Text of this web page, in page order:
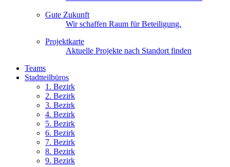
Gute Zukunft
Wir schaffen Raum für Beteiligung.
Projektkarte
Aktuelle Projekte nach Standort finden
Teams
Stadtteilbüros
1. Bezirk
2. Bezirk
3. Bezirk
4. Bezirk
5. Bezirk
6. Bezirk
7. Bezirk
8. Bezirk
9. Bezirk